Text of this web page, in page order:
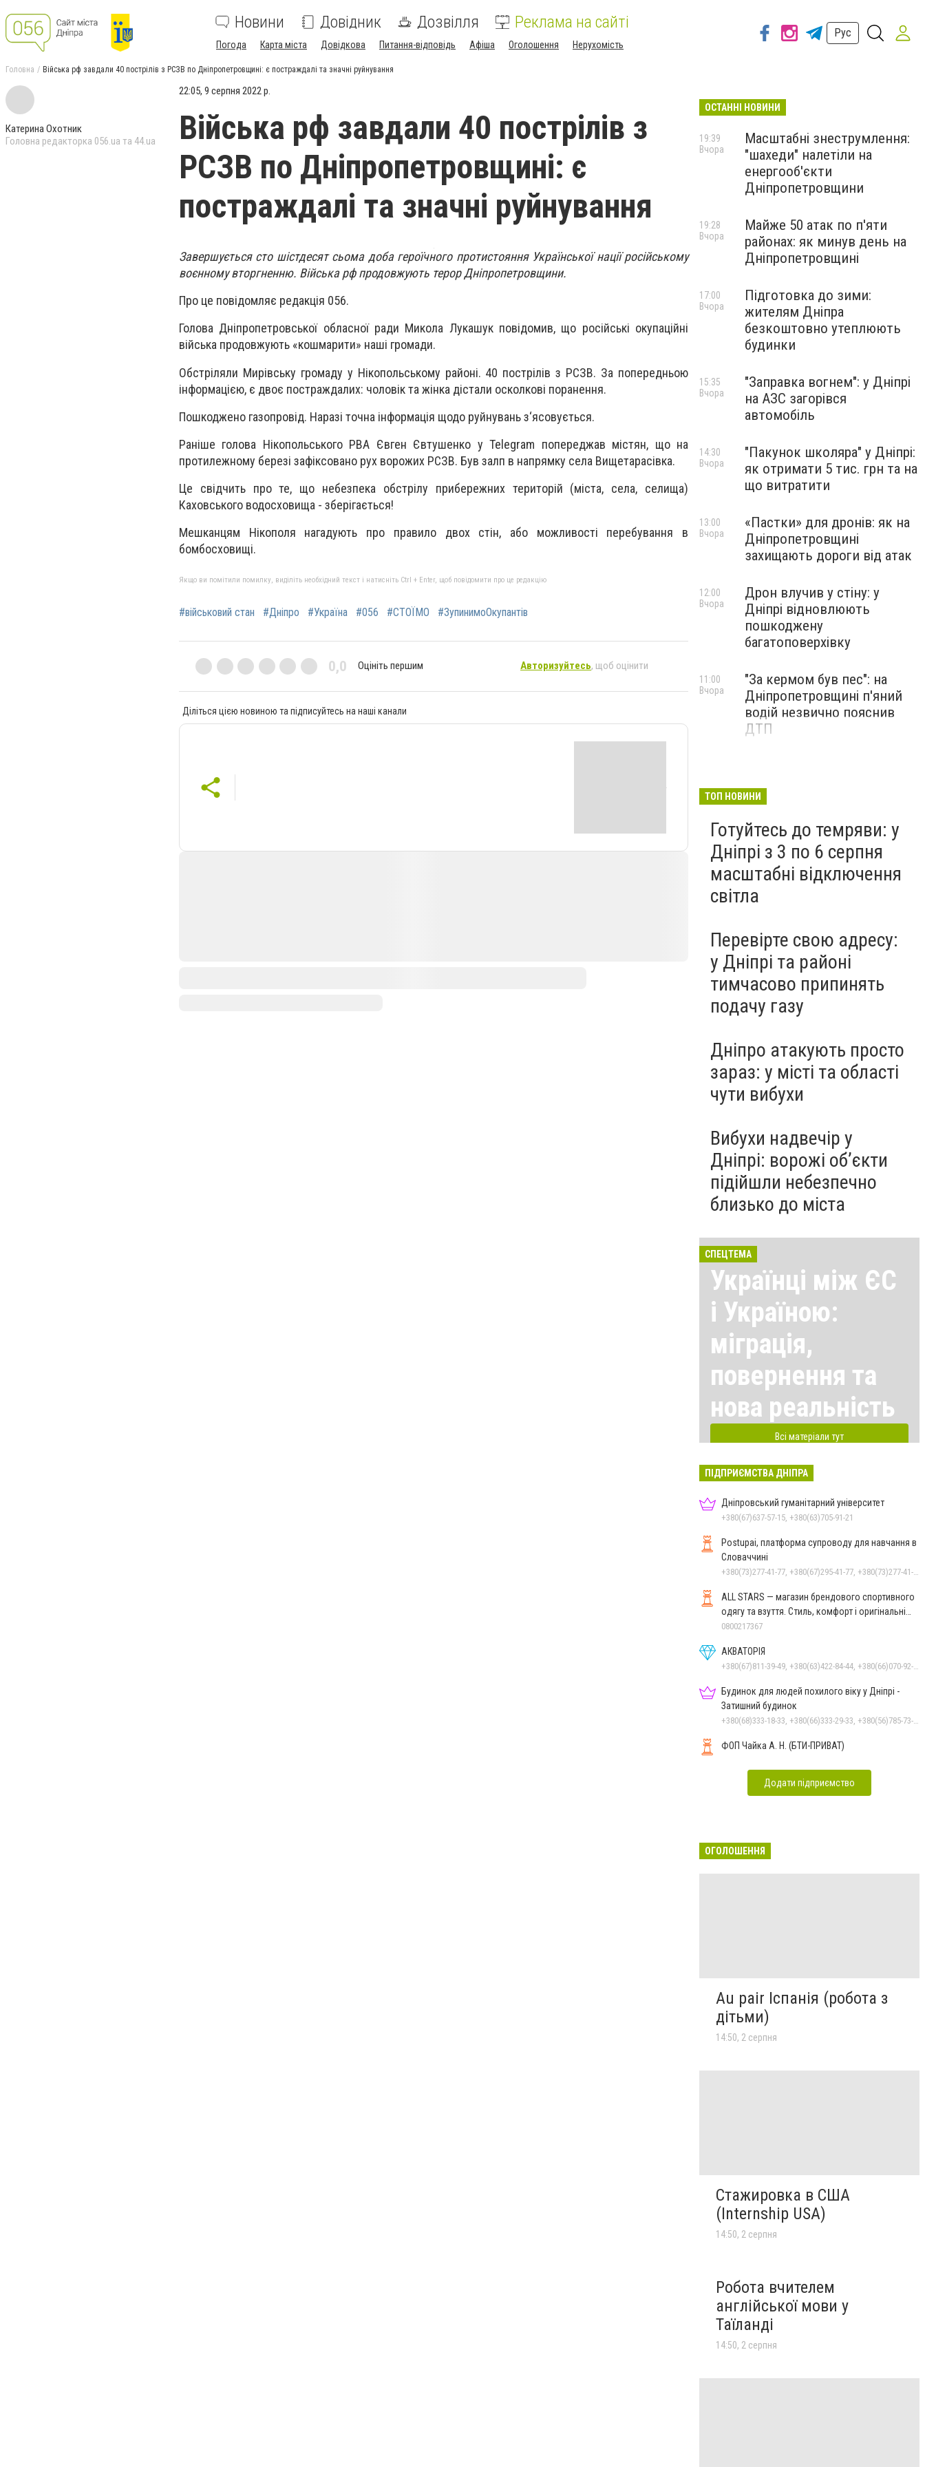
Новини Довідник Дозвілля Реклама на сайті
Погода Карта міста Довідкова Питання-відповідь Афіша Оголошення Нерухомість
Рус
Головна Війська рф завдали 40 пострілів з РСЗВ по Дніпропетровщині: є постраждалі та значні руйнування
Катерина Охотник
Головна редакторка 056.ua та 44.ua
22:05, 9 серпня 2022 р.
Війська рф завдали 40 пострілів з
РСЗВ по Дніпропетровщині: є
постраждалі та значні руйнування
Завершується сто шістдесят сьома доба героїчного протистояння Української нації російському
воєнному вторгненню. Війська рф продовжують терор Дніпропетровщини.
Про це повідомляє редакція 056.
Голова Дніпропетровської обласної ради Микола Лукашук повідомив, що російські окупаційні
війська продовжують «кошмарити» наші громади.
Обстріляли Мирівську громаду у Нікопольському районі. 40 пострілів з РСЗВ. За попередньою
інформацією, є двоє постраждалих: чоловік та жінка дістали осколкові поранення.
Пошкоджено газопровід. Наразі точна інформація щодо руйнувань з‘ясовується.
Раніше голова Нікопольського РВА Євген Євтушенко у Telegram попереджав містян, що на
протилежному березі зафіксовано рух ворожих РСЗВ. Був залп в напрямку села Вищетарасівка.
Це свідчить про те, що небезпека обстрілу прибережних територій (міста, села, селища)
Каховського водосховища - зберігається!
Мешканцям Нікополя нагадують про правило двох стін, або можливості перебування в
бомбосховищі.
Якщо ви помітили помилку, виділіть необхідний текст і натисніть Ctrl + Enter, щоб повідомити про це редакцію
#військовий стан #Дніпро #Україна #056 #СТОЇМО #ЗупинимоОкупантів
0,0 Оцініть першим Авторизуйтесь, щоб оцінити
Діліться цією новиною та підписуйтесь на наші канали
ОСТАННІ НОВИНИ
Масштабні знеструмлення:
"шахеди" налетіли на
енергооб'єкти
Дніпропетровщини
19:39
Вчора
Майже 50 атак по п'яти
районах: як минув день на
Дніпропетровщині
19:28
Вчора
Підготовка до зими:
жителям Дніпра
безкоштовно утеплюють
будинки
17:00
Вчора
"Заправка вогнем": у Дніпрі
на АЗС загорівся
автомобіль
15:35
Вчора
"Пакунок школяра" у Дніпрі:
як отримати 5 тис. грн та на
що витратити
14:30
Вчора
«Пастки» для дронів: як на
Дніпропетровщині
захищають дороги від атак
13:00
Вчора
Дрон влучив у стіну: у
Дніпрі відновлюють
пошкоджену
багатоповерхівку
12:00
Вчора
"За кермом був пес": на
Дніпропетровщині п'яний
водій незвично пояснив
ДТП
11:00
Вчора
ТОП НОВИНИ
Готуйтесь до темряви: у
Дніпрі з 3 по 6 серпня
масштабні відключення
світла
Перевірте свою адресу:
у Дніпрі та районі
тимчасово припинять
подачу газу
Дніпро атакують просто
зараз: у місті та області
чути вибухи
Вибухи надвечір у
Дніпрі: ворожі об’єкти
підійшли небезпечно
близько до міста
СПЕЦТЕМА
Українці між ЄС
і Україною:
міграція,
повернення та
нова реальність
Всі матеріали тут
ПІДПРИЄМСТВА ДНІПРА
Дніпровський гуманітарний університет
+380(67)637-57-15, +380(63)705-91-21
Postupai, платформа супроводу для навчання в
Словаччині
ALL STARS — магазин брендового спортивного
одягу та взуття. Стиль, комфорт і оригінальні
моделі
0800217367
АКВАТОРІЯ
Будинок для людей похилого віку у Дніпрі -
Затишний будинок
ФОП Чайка А. Н. (БТИ-ПРИВАТ)
Додати підприємство
ОГОЛОШЕННЯ
Au pair Іспанія (робота з
дітьми)
14:50, 2 серпня
Стажировка в США
(Internship USA)
14:50, 2 серпня
Робота вчителем
англійської мови у
Таїланді
14:50, 2 серпня